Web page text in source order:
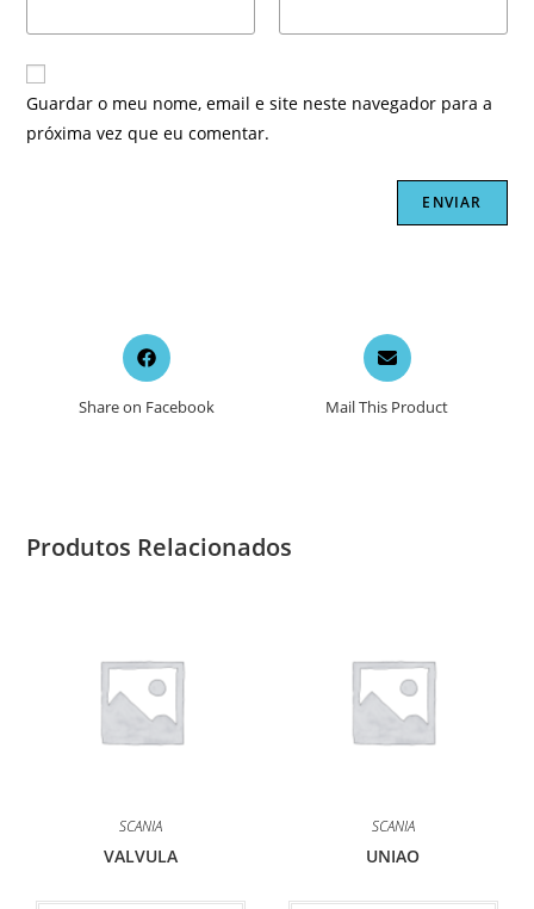
Guardar o meu nome, email e site neste navegador para a
próxima vez que eu comentar.
Opens
in
new
Share on Facebook
Opens
in
a
new
Mail This Product
Produtos Relacionados
SCANIA
VALVULA
SCANIA
UNIAO